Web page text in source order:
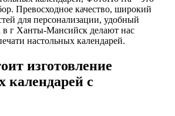
Превосходное качество, широкий
для персонализации, удобный
в г Ханты-Мансийск делают нас
настольных календарей.
изготовление
календарей с